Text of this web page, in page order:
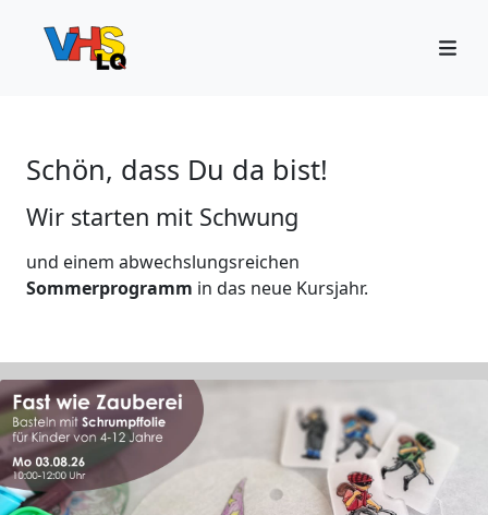
Schön, dass Du da bist!
Wir starten mit Schwung
und einem abwechslungsreichen
Sommerprogramm in das neue Kursjahr.